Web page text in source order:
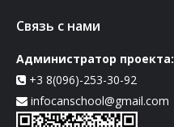
Связь с нами
Администратор проекта:
+3 8(096)-253-30-92
infocanschool@gmail.com